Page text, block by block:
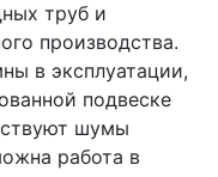
труб и
производства.
в эксплуатации,
подвеске
шумы
работа в